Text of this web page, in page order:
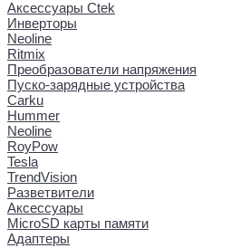
Аксессуары Ctek
Инверторы
Neoline
Ritmix
Преобразователи напряжения
Пуско-зарядные устройства
Carku
Hummer
Neoline
RoyPow
Tesla
TrendVision
Разветвители
Аксессуары
MicroSD карты памяти
Адаптеры